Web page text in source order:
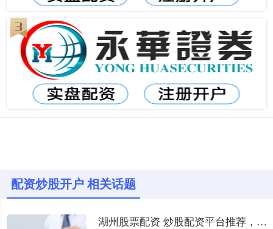
配资炒股开户 相关话题
湖州股票配资 炒股配资平台推荐，助你投资更轻松